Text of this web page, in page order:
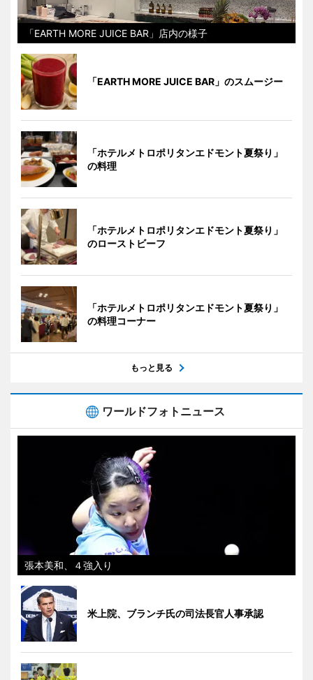
「EARTH MORE JUICE BAR」店内の様子
「EARTH MORE JUICE BAR」のスムージー
「ホテルメトロポリタンエドモント夏祭り」
の料理
「ホテルメトロポリタンエドモント夏祭り」
のローストビーフ
「ホテルメトロポリタンエドモント夏祭り」
の料理コーナー
もっと見る
ワールドフォトニュース
張本美和、４強入り
米上院、ブランチ氏の司法長官人事承認